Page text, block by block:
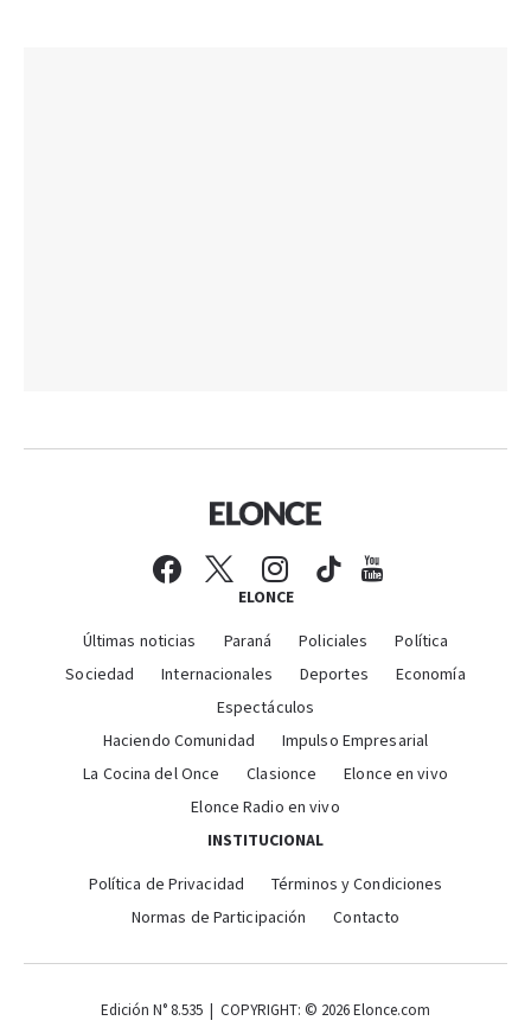
ELONCE
Últimas noticias Paraná Policiales
Política
Sociedad
Internacionales Deportes
Economía
Espectáculos
Haciendo Comunidad
Impulso Empresarial
La Cocina del Once
Clasionce
Elonce en vivo
Elonce Radio en vivo
INSTITUCIONAL
Política de Privacidad
Términos y Condiciones
Normas de Participación
Contacto
Edición N° 8.535 | COPYRIGHT: © 2026 Elonce.com